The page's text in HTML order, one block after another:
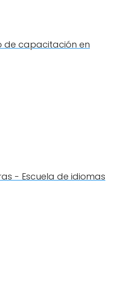
de capacitación en
- Escuela de idiomas